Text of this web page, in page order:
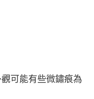
可能有些微鏽痕為